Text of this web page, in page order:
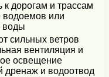
дорогам и трассам
или
воды
сильных ветров
вентиляция и
освещение
и водоотвод